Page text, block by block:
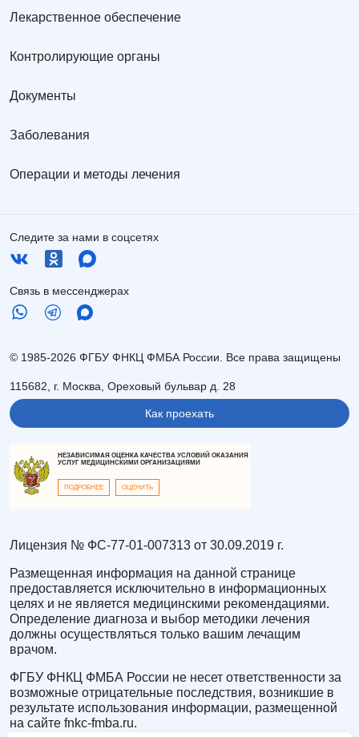
Лекарственное обеспечение
Контролирующие органы
Документы
Заболевания
Операции и методы лечения
Следите за нами в соцсетях
Связь в мессенджерах
© 1985-2026 ФГБУ ФНКЦ ФМБА России. Все права защищены
115682, г. Москва, Ореховый бульвар д. 28
Как проехать
НЕЗАВИСИМАЯ ОЦЕНКА КАЧЕСТВА УСЛОВИЙ ОКАЗАНИЯ
УСЛУГ МЕДИЦИНСКИМИ ОРГАНИЗАЦИЯМИ
ПОДРОБНЕЕ ОЦЕНИТЬ
Лицензия № ФС-77-01-007313 от 30.09.2019 г.
Размещенная информация на данной странице
предоставляется исключительно в информационных
целях и не является медицинскими рекомендациями.
Определение диагноза и выбор методики лечения
должны осуществляться только вашим лечащим
врачом.
ФГБУ ФНКЦ ФМБА России не несет ответственности за
возможные отрицательные последствия, возникшие в
результате использования информации, размещенной
на сайте fnkc-fmba.ru.